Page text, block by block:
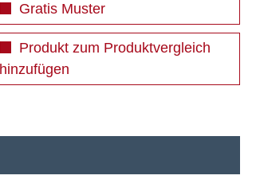
Gratis Muster
Produkt zum Produktvergleich
hinzufügen